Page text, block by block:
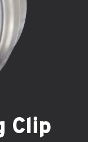
Clip